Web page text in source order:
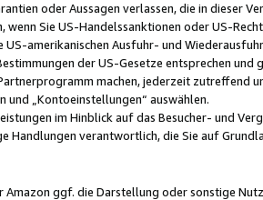
oder Aussagen verlassen, die in dieser
Sie US-Handelssanktionen oder US-
amerikanischen Ausfuhr- und
der US-Gesetze entsprechen
machen, jederzeit zutreffend
und „Kontoeinstellungen“ auswählen.
im Hinblick auf das Besucher- und
verantwortlich, die Sie auf
Amazon ggf. die Darstellung oder sonstige